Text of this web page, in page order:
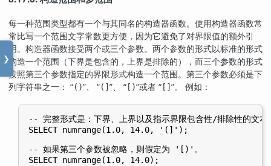
❯
每一种范围类型都有一个与其同名的构造器函数。使用构造器函数常
常比写一个范围文字常数更方便，因为它避免了对界限值的额外引
用。构造器函数接受两个或三个参数。两个参数的形式以标准的形式
构造一个范围（下界是包含的，上界是排除的），而三个参数的形式
按照第三个参数指定的界限形式构造一个范围。第三个参数必须是下
列字符串之一： “()”、 “(] ”、 “ [)”或者 “ [] ”。 例如：
-- 完整形式是：下界、上界以及指示界限包含性/排除性的文本
SELECT numrange(1.0, 14.0, '(]');
-- 如果第三个参数被忽略，则假定为 '[)'。
SELECT numrange(1.0, 14.0);